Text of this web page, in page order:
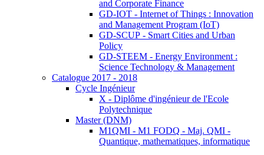
and Corporate Finance
GD-IOT - Internet of Things : Innovation
and Management Program (IoT)
GD-SCUP - Smart Cities and Urban
Policy
GD-STEEM - Energy Environment :
Science Technology & Management
Catalogue 2017 - 2018
Cycle Ingénieur
X - Diplôme d'ingénieur de l'Ecole
Polytechnique
Master (DNM)
M1QMI - M1 FODQ - Maj. QMI -
Quantique, mathematiques, informatique